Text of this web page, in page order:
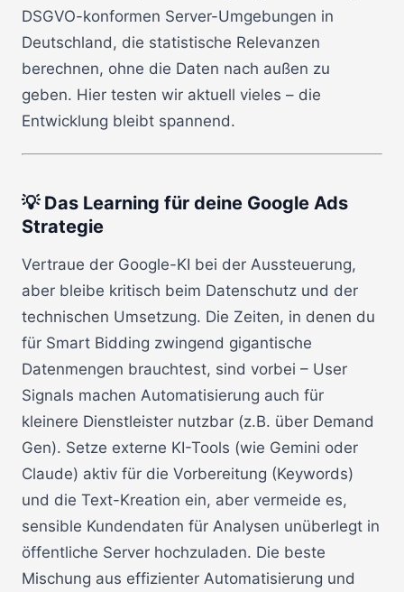
DSGVO-konformen Server-Umgebungen in
Deutschland, die statistische Relevanzen
berechnen, ohne die Daten nach außen zu
geben. Hier testen wir aktuell vieles – die
Entwicklung bleibt spannend.
💡 Das Learning für deine Google Ads
Strategie
Vertraue der Google-KI bei der Aussteuerung,
aber bleibe kritisch beim Datenschutz und der
technischen Umsetzung. Die Zeiten, in denen du
für Smart Bidding zwingend gigantische
Datenmengen brauchtest, sind vorbei – User
Signals machen Automatisierung auch für
kleinere Dienstleister nutzbar (z.B. über Demand
Gen). Setze externe KI-Tools (wie Gemini oder
Claude) aktiv für die Vorbereitung (Keywords)
und die Text-Kreation ein, aber vermeide es,
sensible Kundendaten für Analysen unüberlegt in
öffentliche Server hochzuladen. Die beste
Mischung aus effizienter Automatisierung und